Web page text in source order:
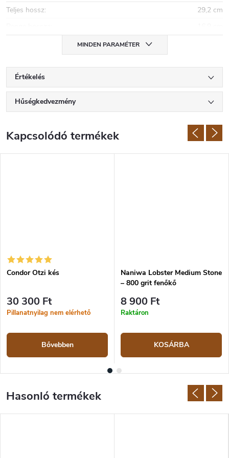
Teljes hossz:
29,2 cm
MINDEN PARAMÉTER
Értékelés
Hűségkedvezmény
Kapcsolódó termékek
Condor Otzi kés
30 300 Ft
Pillanatnyilag nem elérhető
Bővebben
Naniwa Lobster Medium Stone
– 800 grit fenőkő
8 900 Ft
Raktáron
KOSÁRBA